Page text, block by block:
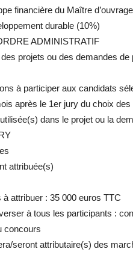
financière du Maître
durable (10%)
ADMINISTRATIF
projets ou des demandes de
à participer aux candidats
après le 1er jury du choix des
dans le projet ou la
attribuée(s)
attribuer : 35 000 euros TTC
à tous les participants :
concours
seront attributaire(s) des